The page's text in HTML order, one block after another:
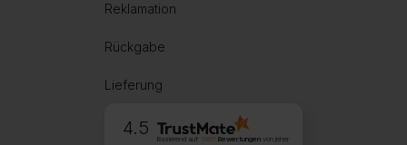
Reklamation
Rückgabe
Lieferung
4.5
Basierend auf 1997Bewertungen von jeher